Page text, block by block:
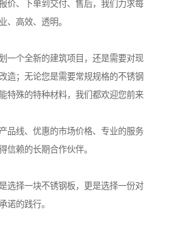
价、下单到交付、售后，我们力求每
、高效、透明。
一个全新的建筑项目，还是需要对现
造；无论您是需要常规规格的不锈钢
特殊的特种材料，我们都欢迎您前来
品线、优惠的市场价格、专业的服务
信赖的长期合作伙伴。
选择一块不锈钢板，更是选择一份对
诺的践行。